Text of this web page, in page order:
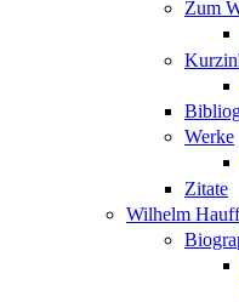
Zum
Werke
Zitate
Wilhelm Hauff